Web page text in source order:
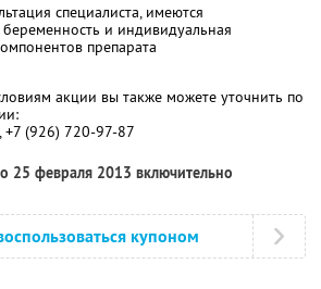
специалиста, имеются
и индивидуальная
препарата
акции вы также можете уточнить по
(926) 720-97-87
25 февраля 2013 включительно
купоном